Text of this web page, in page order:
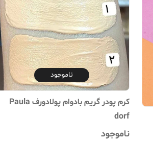
ناموجود
کرم پودر گریم بادوام پولادورف Paula
dorf
ناموجود